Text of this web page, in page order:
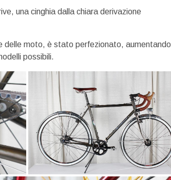
una cinghia dalla chiara derivazione
delle moto, è stato perfezionato, aumentando
possibili.